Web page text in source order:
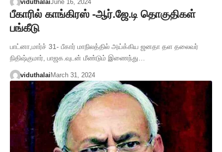
viduthalaiJune 16, 2024
பீகாரில் காங்கிரஸ் -ஆர்.ஜே.டி தொகுதிகள்
பங்கீடு
பாட்னா,மார்ச் 31- பீகார் மாநிலத்தில் அய்க்கிய ஜனதா தள தலைவர்
நிதிஷ்குமார், பாஜக.வுடன் மீண்டும் இணைந்து…
viduthalaiMarch 31, 2024